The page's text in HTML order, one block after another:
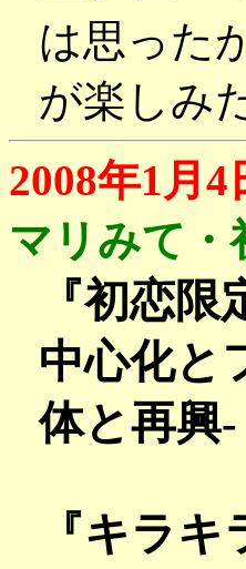
は思った
が楽しみ
2008年1月4
マリみて・
『初恋
中心化と
体と再興-
『キラキ